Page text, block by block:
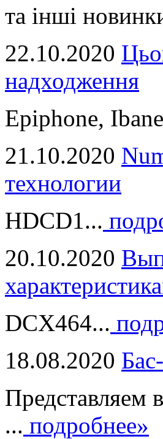
та інші
22.10.2020
надходження
Epiphone,
21.10.2020
технологии
HDCD1...
20.10.2020
DCX464...
18.08.2020
Представляем
... подробнее»